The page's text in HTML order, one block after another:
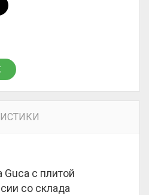
Guca с плитой
со склада